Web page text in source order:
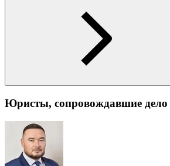
Юристы, сопровождавшие дело